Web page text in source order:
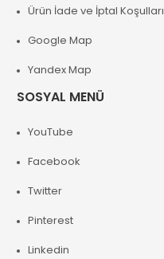
Ürün İade ve İptal Koşulları
Google Map
Yandex Map
SOSYAL MENÜ
YouTube
Facebook
Twitter
Pinterest
Linkedin